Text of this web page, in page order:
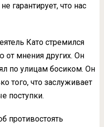
гарантирует, что нас
Като стремился
от мнения других. Он
по улицам босиком. Он
того, что заслуживает
поступки.
противостоять